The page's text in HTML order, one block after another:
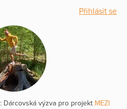
Přihlásit se
: Dárcovská výzva pro projekt MEZI